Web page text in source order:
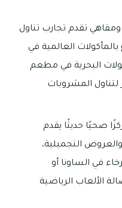
تقدم تجارب تناول
العالمية في
البحرية في مطعم
لتناول المشروبات
صحيًا حديثًا يقدم
التجميلية،
في الساونا أو
الألعاب الرياضية